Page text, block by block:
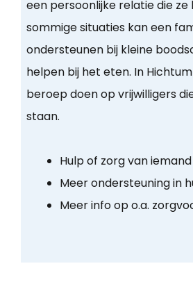
een persoonlijke relatie die ze
sommige situaties kan een
ondersteunen bij kleine
helpen bij het eten. In
beroep doen op vrijwilligers
staan.
Hulp of zorg van
Meer ondersteuning in
Meer info op o.a.